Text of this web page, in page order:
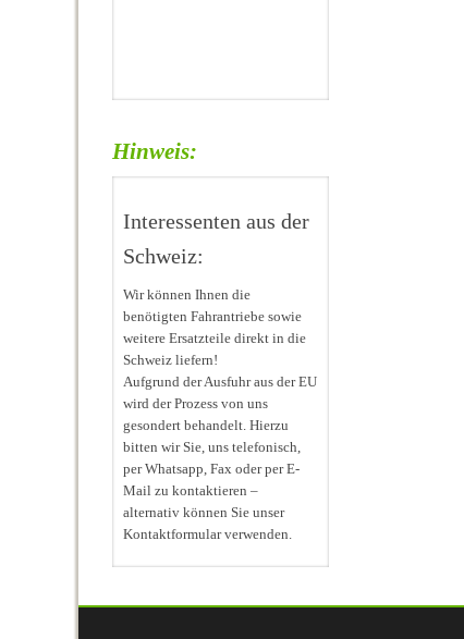
Hinweis:
Interessenten aus der
Schweiz:
Wir können Ihnen die
benötigten Fahrantriebe sowie
weitere Ersatzteile direkt in die
Schweiz liefern!
Aufgrund der Ausfuhr aus der EU
wird der Prozess von uns
gesondert behandelt. Hierzu
bitten wir Sie, uns telefonisch,
per Whatsapp, Fax oder per E-
Mail zu kontaktieren –
alternativ können Sie unser
Kontaktformular verwenden.